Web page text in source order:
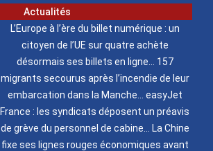
Actualités
L’Europe à l’ère du billet numérique : un
citoyen de l’UE sur quatre achète
désormais ses billets en ligne
157
migrants secourus après l’incendie de leur
embarcation dans la Manche
easyJet
France : les syndicats déposent un préavis
de grève du personnel de cabine
La Chine
fixe ses lignes rouges économiques avant